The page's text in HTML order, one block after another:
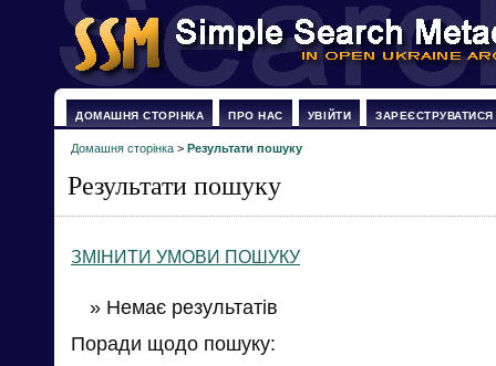
ДОМАШНЯ СТОРІНКА ПРО НАС УВІЙТИ ЗАРЕЄСТРУВАТИСЯ
Домашня сторінка > Результати пошуку
Результати пошуку
ЗМІНИТИ УМОВИ ПОШУКУ
» Немає результатів
Поради щодо пошуку: